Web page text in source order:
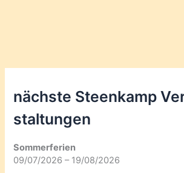
nächste Steenkamp
staltungen
Sommerferien
09/07/2026 – 19/08/2026